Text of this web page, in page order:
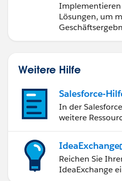
Lösungen, um
Weitere Hilfe
Salesforce-
In der
weitere
IdeaExchange
Reichen Sie
IdeaExchange